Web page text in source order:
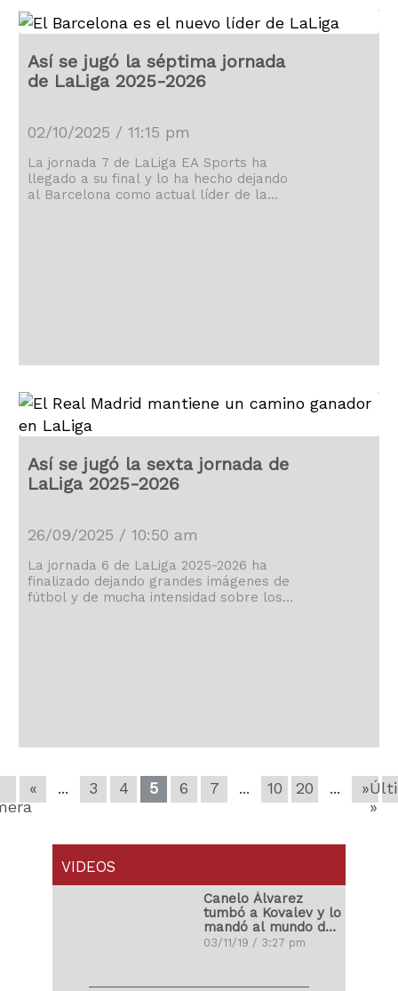
Así se jugó la séptima jornada
de LaLiga 2025-2026
02/10/2025 / 11:15 pm
La jornada 7 de LaLiga EA Sports ha
llegado a su final y lo ha hecho dejando
al Barcelona como actual líder de la
Así se jugó la sexta jornada de
LaLiga 2025-2026
26/09/2025 / 10:50 am
La jornada 6 de LaLiga 2025-2026 ha
finalizado dejando grandes imágenes de
fútbol y de mucha intensidad sobre los
« ... 3 4 5 6 7 ... 10 20 ... »
»
VIDEOS
Canelo Álvarez
tumbó a Kovalev y lo
mandó al mundo de
los sueños
03/11/19 / 3:27 pm